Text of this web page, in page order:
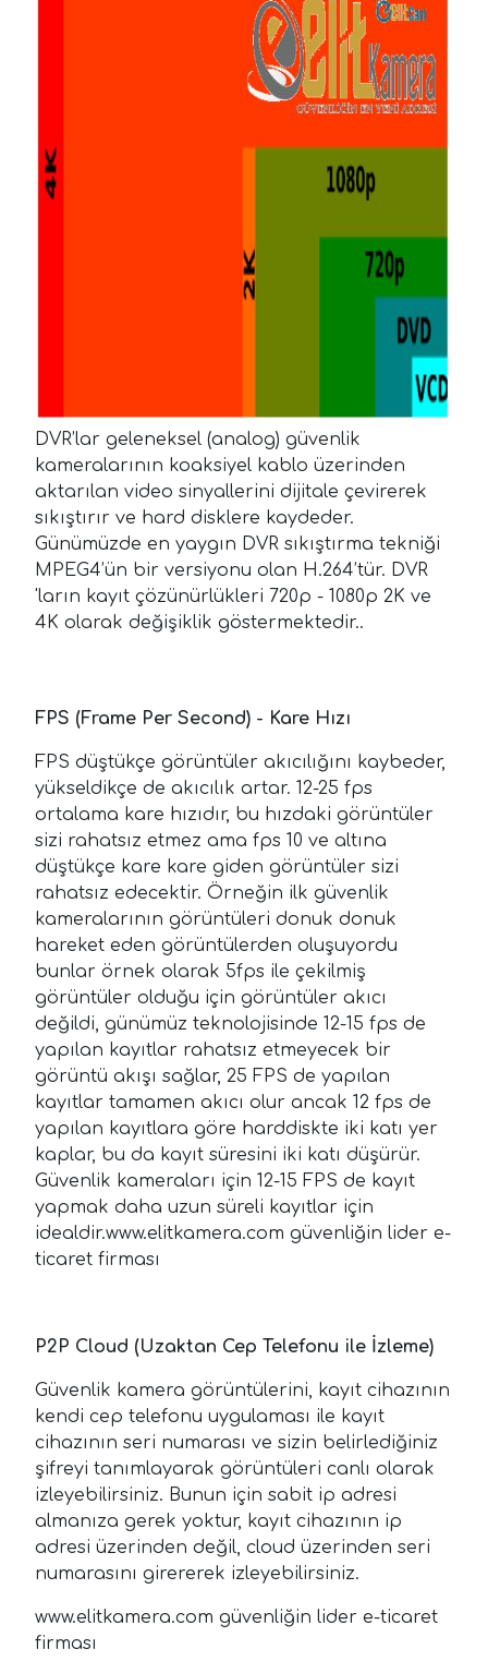
DVR’lar geleneksel (analog) güvenlik
kameralarının koaksiyel kablo üzerinden
aktarılan video sinyallerini dijitale çevirerek
sıkıştırır ve hard disklere kaydeder.
Günümüzde en yaygın DVR sıkıştırma tekniği
MPEG4’ün bir versiyonu olan H.264’tür. DVR
'ların kayıt çözünürlükleri 720p - 1080p 2K ve
4K olarak değişiklik göstermektedir..
FPS (Frame Per Second) - Kare Hızı
FPS düştükçe görüntüler akıcılığını kaybeder,
yükseldikçe de akıcılık artar. 12-25 fps
ortalama kare hızıdır, bu hızdaki görüntüler
sizi rahatsız etmez ama fps 10 ve altına
düştükçe kare kare giden görüntüler sizi
rahatsız edecektir. Örneğin ilk güvenlik
kameralarının görüntüleri donuk donuk
hareket eden görüntülerden oluşuyordu
bunlar örnek olarak 5fps ile çekilmiş
görüntüler olduğu için görüntüler akıcı
değildi, günümüz teknolojisinde 12-15 fps de
yapılan kayıtlar rahatsız etmeyecek bir
görüntü akışı sağlar, 25 FPS de yapılan
kayıtlar tamamen akıcı olur ancak 12 fps de
yapılan kayıtlara göre harddiskte iki katı yer
kaplar, bu da kayıt süresini iki katı düşürür.
Güvenlik kameraları için 12-15 FPS de kayıt
yapmak daha uzun süreli kayıtlar için
idealdir.www.elitkamera.com güvenliğin lider e-
ticaret firması
P2P Cloud (Uzaktan Cep Telefonu ile İzleme)
Güvenlik kamera görüntülerini, kayıt cihazının
kendi cep telefonu uygulaması ile kayıt
cihazının seri numarası ve sizin belirlediğiniz
şifreyi tanımlayarak görüntüleri canlı olarak
izleyebilirsiniz. Bunun için sabit ip adresi
almanıza gerek yoktur, kayıt cihazının ip
adresi üzerinden değil, cloud üzerinden seri
numarasını girererek izleyebilirsiniz.
www.elitkamera.com güvenliğin lider e-ticaret
firması